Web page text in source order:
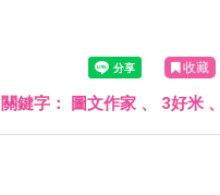
收藏
關鍵字： 圖文作家 、 3好米 、